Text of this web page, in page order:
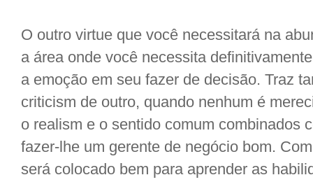
O outro virtue que você necessitará na
a área onde você necessita
a emoção em seu fazer de decisão. Traz
criticism de outro, quando nenhum é
o realism e o sentido comum combinados
fazer-lhe um gerente de negócio bom.
será colocado bem para aprender as